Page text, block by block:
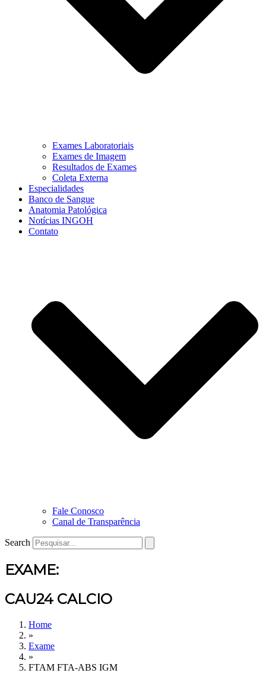
Exames Laboratoriais
Exames de Imagem
Resultados de Exames
Coleta Externa
Especialidades
Banco de Sangue
Anatomia Patológica
Notícias INGOH
Contato
Fale Conosco
Canal de Transparência
Search
EXAME:
CAU24 CALCIO
Home
»
Exame
»
FTAM FTA-ABS IGM